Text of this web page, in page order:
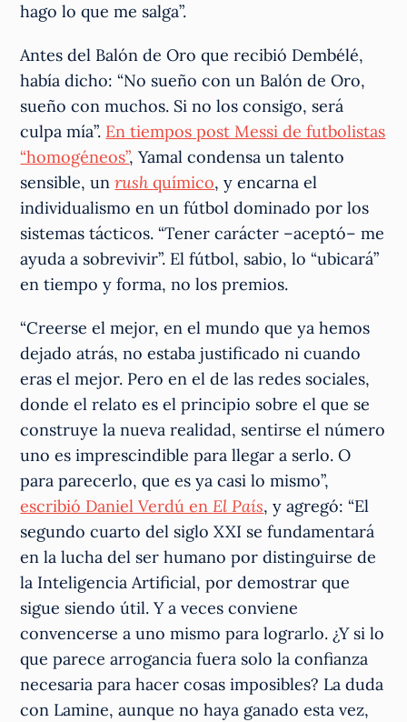
hago lo que me salga”.
Antes del Balón de Oro que recibió Dembélé,
había dicho: “No sueño con un Balón de Oro,
sueño con muchos. Si no los consigo, será
culpa mía”. En tiempos post Messi de futbolistas
“homogéneos”, Yamal condensa un talento
sensible, unrushquímico, y encarna el
individualismo en un fútbol dominado por los
sistemas tácticos. “Tener carácter –aceptó– me
ayuda a sobrevivir”. El fútbol, sabio, lo “ubicará”
en tiempo y forma, no los premios.
“Creerse el mejor, en el mundo que ya hemos
dejado atrás, no estaba justificado ni cuando
eras el mejor. Pero en el de las redes sociales,
donde el relato es el principio sobre el que se
construye la nueva realidad, sentirse el número
uno es imprescindible para llegar a serlo. O
para parecerlo, que es ya casi lo mismo”,
escribió Daniel Verdú enEl País, y agregó: “El
segundo cuarto del siglo XXI se fundamentará
en la lucha del ser humano por distinguirse de
la Inteligencia Artificial, por demostrar que
sigue siendo útil. Y a veces conviene
convencerse a uno mismo para lograrlo. ¿Y si lo
que parece arrogancia fuera solo la confianza
necesaria para hacer cosas imposibles? La duda
con Lamine, aunque no haya ganado esta vez,